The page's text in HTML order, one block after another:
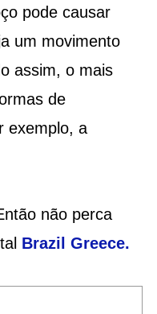
pode causar
um movimento
assim, o mais
de
exemplo, a
não perca
Brazil Greece.